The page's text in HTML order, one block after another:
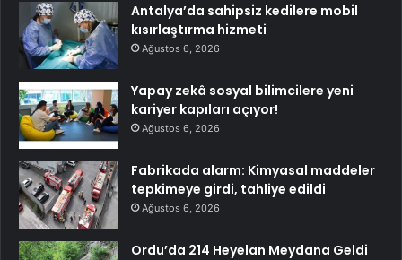
Antalya’da sahipsiz kedilere mobil
kısırlaştırma hizmeti
Ağustos 6, 2026
Yapay zekâ sosyal bilimcilere yeni
kariyer kapıları açıyor!
Ağustos 6, 2026
Fabrikada alarm: Kimyasal maddeler
tepkimeye girdi, tahliye edildi
Ağustos 6, 2026
Ordu’da 214 Heyelan Meydana Geldi